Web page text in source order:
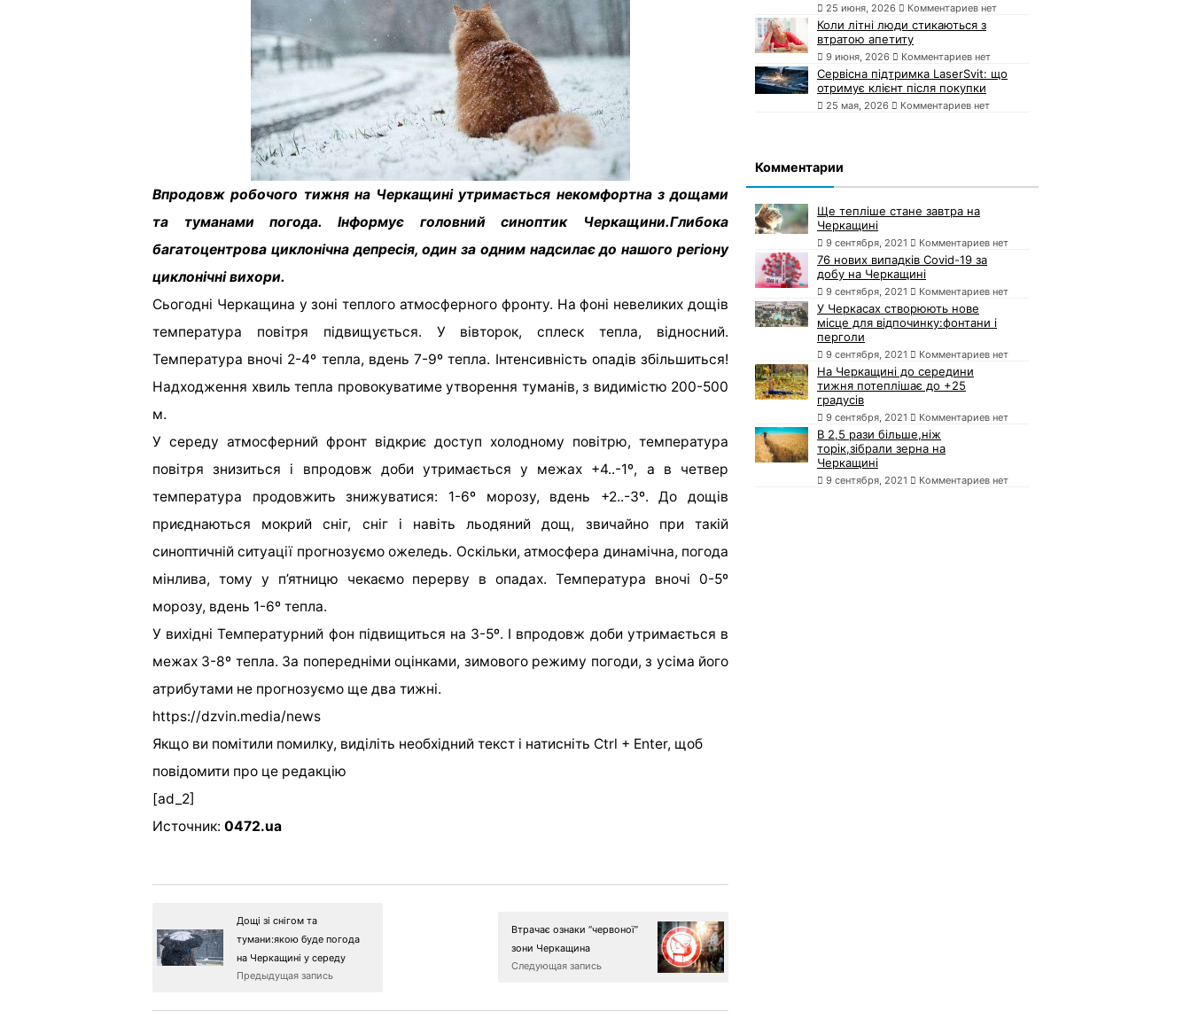
Впродовж робочого тижня на Черкащині утримається некомфортна з дощами
та туманами погода. Інформує головний синоптик Черкащини.Глибока
багатоцентрова циклонічна депресія, один за одним надсилає до нашого регіону
циклонічні вихори.
Сьогодні Черкащина у зоні теплого атмосферного фронту. На фоні невеликих дощів
температура повітря підвищується. У вівторок, сплеск тепла, відносний.
Температура вночі 2-4º тепла, вдень 7-9º тепла. Інтенсивність опадів збільшиться!
Надходження хвиль тепла провокуватиме утворення туманів, з видимістю 200-500
м.
У середу атмосферний фронт відкриє доступ холодному повітрю, температура
повітря знизиться і впродовж доби утримається у межах +4..-1º, а в четвер
температура продовжить знижуватися: 1-6º морозу, вдень +2..-3º. До дощів
приєднаються мокрий сніг, сніг і навіть льодяний дощ, звичайно при такій
синоптичній ситуації прогнозуємо ожеледь. Оскільки, атмосфера динамічна, погода
мінлива, тому у п’ятницю чекаємо перерву в опадах. Температура вночі 0-5º
морозу, вдень 1-6º тепла.
У вихідні Температурний фон підвищиться на 3-5º. І впродовж доби утримається в
межах 3-8º тепла. За попередніми оцінками, зимового режиму погоди, з усіма його
атрибутами не прогнозуємо ще два тижні.
https://dzvin.media/news
Якщо ви помітили помилку, виділіть необхідний текст і натисніть Ctrl + Enter, щоб
повідомити про це редакцію
[ad_2]
Источник: 0472.ua
Дощі зі снігом та
тумани:якою буде погода
на Черкащині у середу
Предыдущая запись
Втрачає ознаки “червоної”
зони Черкащина
Следующая запись
25 июня, 2026 Комментариев нет
Коли літні люди стикаються з
втратою апетиту
9 июня, 2026 Комментариев нет
Сервісна підтримка LaserSvit: що
отримує клієнт після покупки
25 мая, 2026 Комментариев нет
Комментарии
Ще тепліше стане завтра на
Черкащині
9 сентября, 2021 Комментариев нет
76 нових випадків Covid-19 за
добу на Черкащині
9 сентября, 2021 Комментариев нет
У Черкасах створюють нове
місце для відпочинку:фонтани і
перголи
9 сентября, 2021 Комментариев нет
На Черкащині до середини
тижня потеплішає до +25
градусів
9 сентября, 2021 Комментариев нет
В 2,5 рази більше,ніж
торік,зібрали зерна на
Черкащині
9 сентября, 2021 Комментариев нет